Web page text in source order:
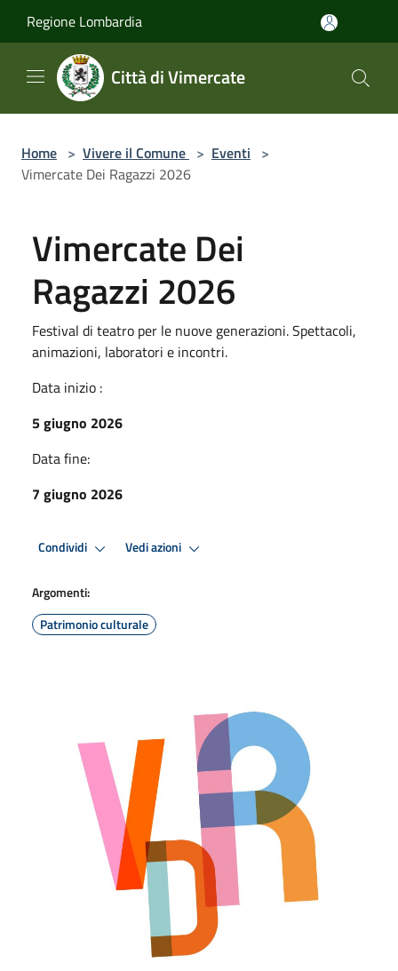
Regione Lombardia
Città di Vimercate
Home > Vivere il Comune > Eventi >
Vimercate Dei Ragazzi 2026
Vimercate Dei
Ragazzi 2026
Festival di teatro per le nuove generazioni. Spettacoli,
animazioni, laboratori e incontri.
Data inizio :
5 giugno 2026
Data fine:
7 giugno 2026
Condividi Vedi azioni
Argomenti:
Patrimonio culturale